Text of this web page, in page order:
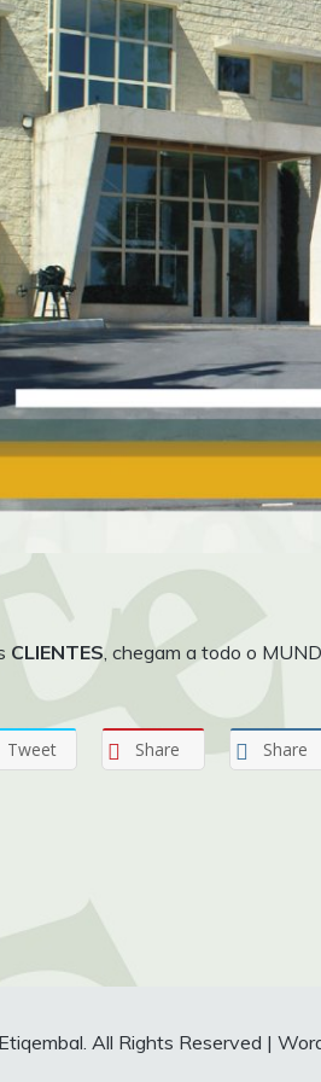
CLIENTES, chegam a todo o
Tweet Share Share
All Rights Reserved |